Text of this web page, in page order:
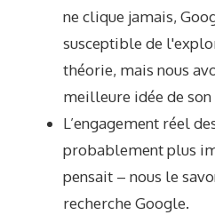
ne clique jamais,
susceptible de
théorie, mais nous
meilleure idée de
L’engagement réel
probablement plus
pensait – nous le
recherche Google.